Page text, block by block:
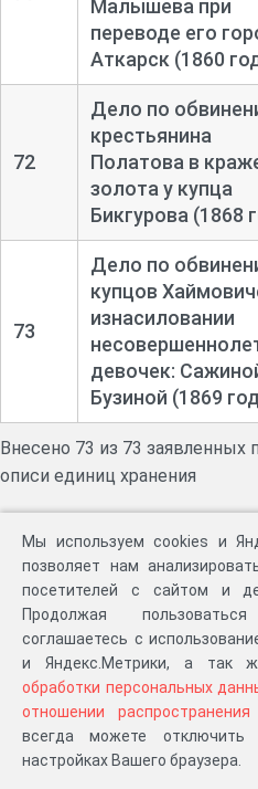
Малышева при
переводе его
Аткарск (1860
72
Дело по
крестьянина
Полатова в
золота у купца
Бикгурова (1868
73
Дело по
купцов
изнасиловании
девочек:
Бузиной (1869
Внесено 73 из 73 заявленных
описи единиц хранения
Опись набрали: Воронова
Цаплина-Самуйлова Мария.
Если Вы обнаружили ошибку в
фрагмент и нажмите
исправления!
Мы используем cookies и
позволяет нам
посетителей с сайтом и
Продолжая
соглашаетесь с
и Яндекс.Метрики, а
обработки персональных
отношении
всегда можете
настройках Вашего браузера.